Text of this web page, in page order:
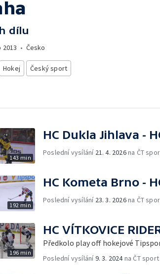
dílu
2013 • Česko
Hokej Český sport
143 min
HC Dukla Jihlava -
Poslední vysílání 21. 4. 2026na ČT
192 min
HC Kometa Brno -
Poslední vysílání 23. 3. 2026na ČT
196 min
HC VÍTKOVICE
Předkolo play off hokejové
Poslední vysílání9. 3. 2024na ČT sport